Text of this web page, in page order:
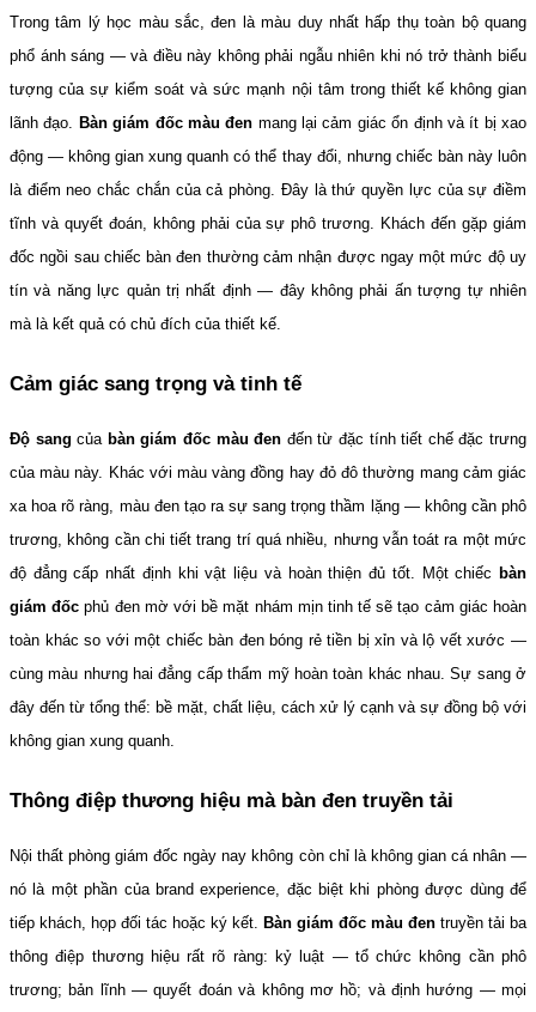
Trong tâm lý học màu sắc, đen là màu duy nhất hấp thụ toàn bộ quang
phổ ánh sáng — và điều này không phải ngẫu nhiên khi nó trở thành biểu
tượng của sự kiểm soát và sức mạnh nội tâm trong thiết kế không gian
lãnh đạo.
Bàn giám đốc màu đen mang lại cảm giác ổn định và ít bị xao
động — không gian xung quanh có thể thay đổi, nhưng chiếc bàn này luôn
là điểm neo chắc chắn của cả phòng. Đây là thứ quyền lực của sự điềm
tĩnh và quyết đoán, không phải của sự phô trương. Khách đến gặp giám
đốc ngồi sau chiếc bàn đen thường cảm nhận được ngay một mức độ uy
tín và năng lực quản trị nhất định — đây không phải ấn tượng tự nhiên
mà là kết quả có chủ đích của thiết kế.
Cảm giác sang trọng và tinh tế
Độ sang của bàn giám đốc màu đen đến từ đặc tính tiết chế đặc trưng
của màu này. Khác với màu vàng đồng hay đỏ đô thường mang cảm giác
xa hoa rõ ràng, màu đen tạo ra sự sang trọng thầm lặng — không cần phô
trương, không cần chi tiết trang trí quá nhiều, nhưng vẫn toát ra một mức
độ đẳng cấp nhất định khi vật liệu và hoàn thiện đủ tốt. Một chiếc bàn
giám đốc phủ đen mờ với bề mặt nhám mịn tinh tế sẽ tạo cảm giác hoàn
toàn khác so với một chiếc bàn đen bóng rẻ tiền bị xỉn và lộ vết xước —
cùng màu nhưng hai đẳng cấp thẩm mỹ hoàn toàn khác nhau. Sự sang ở
đây đến từ tổng thể: bề mặt, chất liệu, cách xử lý cạnh và sự đồng bộ với
không gian xung quanh.
Thông điệp thương hiệu mà bàn đen truyền tải
Nội thất phòng giám đốc ngày nay không còn chỉ là không gian cá nhân —
nó là một phần của brand experience, đặc biệt khi phòng được dùng để
tiếp khách, họp đối tác hoặc ký kết.
Bàn giám đốc màu đen truyền tải ba
thông điệp thương hiệu rất rõ ràng: kỷ luật — tổ chức không cần phô
trương; bản lĩnh — quyết đoán và không mơ hồ; và định hướng — mọi